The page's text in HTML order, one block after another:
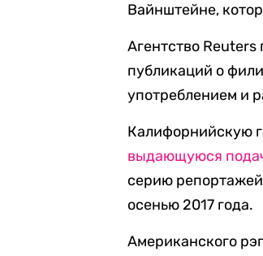
Вайнштейне,
Агентство
публикаций о
употреблением и
Калифорнийскую
выдающуюся
серию
осенью 2017 года.
Американского